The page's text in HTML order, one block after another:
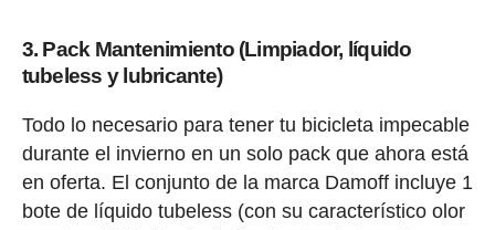
3. Pack Mantenimiento (Limpiador, líquido
tubeless y lubricante)
Todo lo necesario para tener tu bicicleta impecable
durante el invierno en un solo pack que ahora está
en oferta. El conjunto de la marca Damoff incluye 1
bote de líquido tubeless (con su característico olor